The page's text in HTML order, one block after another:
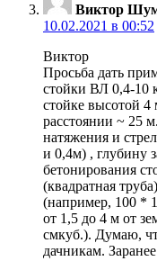
Виктор
10.02.2021 в 00:52
Виктор
Просьба дать
стойки ВЛ 0,4-10
стойке высотой
расстоянии ~ 25
натяжения и
и 0,4м) , глубину
бетонирования
(квадратная
(например, 100 *
от 1,5 до 4 м от
смкуб.). Думаю,
дачникам.